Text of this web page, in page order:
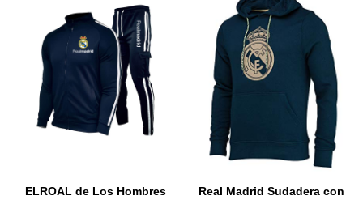
ELROAL de Los Hombres
Real Madrid Sudadera con